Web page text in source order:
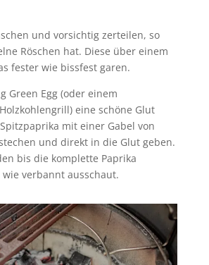
und vorsichtig zerteilen, so
Röschen hat. Diese über einem
fester wie bissfest garen.
Green Egg (oder einem
eine schöne Glut
mit einer Gabel von
und direkt in die Glut geben.
bis die komplette Paprika
verbannt ausschaut.